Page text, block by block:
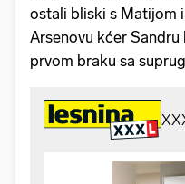
ostali bliski s Matijom
Arsenovu kćer
prvom braku sa